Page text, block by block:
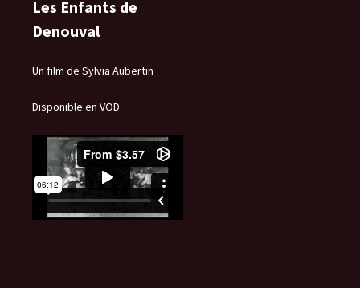
Les Enfants de
Denouval
Un film de Sylvia Aubertin
Disponible en VOD